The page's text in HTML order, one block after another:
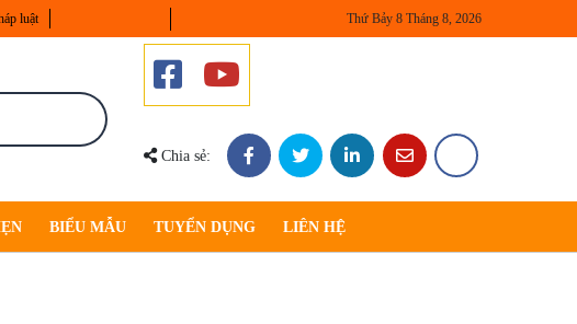
luật Thứ Bảy 8 Tháng 8, 2026
Chia sẻ:
BIỂU MẪU TUYỂN DỤNG LIÊN HỆ